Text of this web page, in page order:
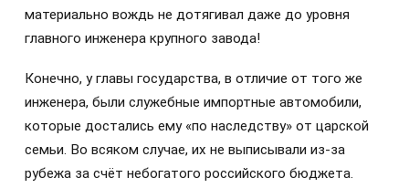
материально вождь не дотягивал даже до уровня
главного инженера крупного завода!
Конечно, у главы государства, в отличие от того же
инженера, были служебные импортные автомобили,
которые достались ему «по наследству» от царской
семьи. Во всяком случае, их не выписывали из-за
рубежа за счёт небогатого российского бюджета.